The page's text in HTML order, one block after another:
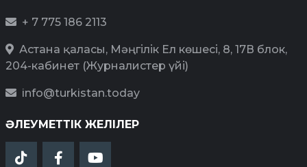
+ 7 775 186 2113
Астана қаласы, Мәңгілік Ел көшесі, 8, 17В блок,
204-кабинет (Журналистер үйі)
info@turkistan.today
ӘЛЕУМЕТТІК ЖЕЛІЛЕР